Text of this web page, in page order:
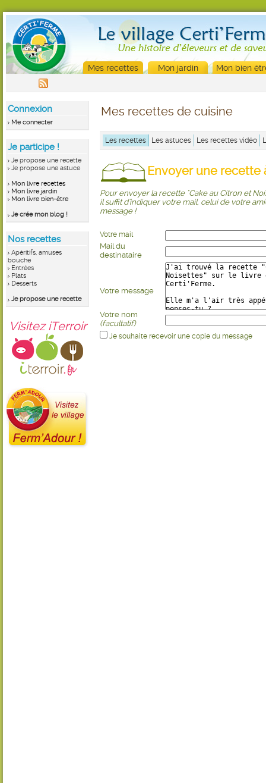
Mes recettes Mon jardin Mon bien
Connexion
Me connecter
Je participe !
Je propose une recette
Je propose une astuce
Mon livre recettes
Mon livre jardin
Mon livre bien-être
Je crée mon blog !
Nos recettes
Apéritifs, amuses
bouche
Entrées
Plats
Desserts
Je propose une recette
Visitez iTerroir
Mes recettes de cuisine
Les recettes Les astuces Les recettes vidéo
Envoyer une recette
Pour envoyer la recette "Cake au Citron et
il suffit d'indiquer votre mail, celui de votre
message !
Votre mail
Mail du
destinataire
Votre message
Votre nom
(facultatif)
Je souhaite recevoir une copie du message